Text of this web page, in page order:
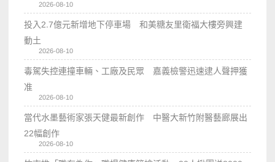
2026-08-10
投入2.7億元新增地下停車場 和美糖友里衛福大樓旁興建
動土
2026-08-10
毒駕失控連撞車輛、工廠及民眾 嘉義檢警迅速逮人聲押獲
准
2026-08-10
當代水墨藝術家張天健最新創作 中醫大新竹附醫藝廊展出
22幅創作
2026-08-10